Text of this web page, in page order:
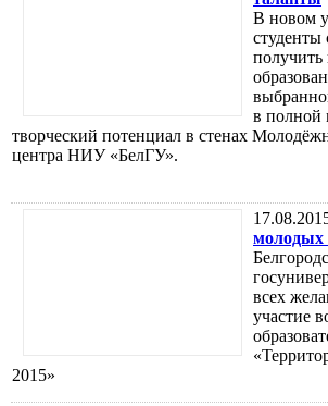
В новом
студенты
получить
в полной
творческий потенциал в стенах
центра НИУ «БелГУ».
молодых
всех
участие
2015»